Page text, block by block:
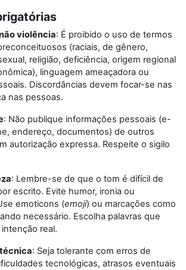
violência: É proibido o uso de termos
(raciais, de gênero,
religião, deficiência, origem regional
linguagem ameaçadora ou
Discordâncias devem focar-se nas
nas pessoas.
: Não publique informações pessoais (e-
endereço, documentos) de outros
autorização expressa. Respeite o sigilo
: Lembre-se de que o tom é difícil de
escrito. Evite humor, ironia ou
emoticons (emoji) ou marcações como
necessário. Escolha palavras que
real.
: Seja tolerante com erros de
tecnológicas, atrasos eventuais